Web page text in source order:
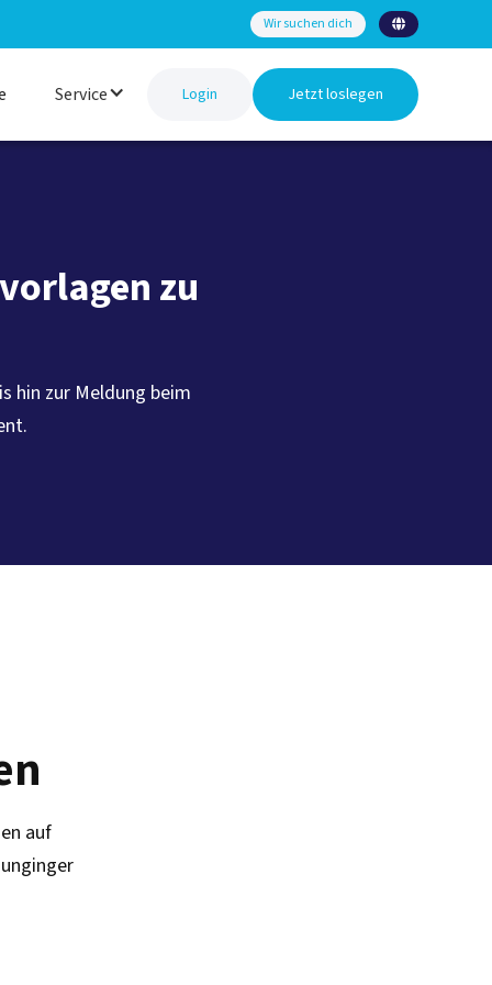
Wir suchen dich 
Service Login Jetzt loslegen
zu
hin zur Meldung beim
auf